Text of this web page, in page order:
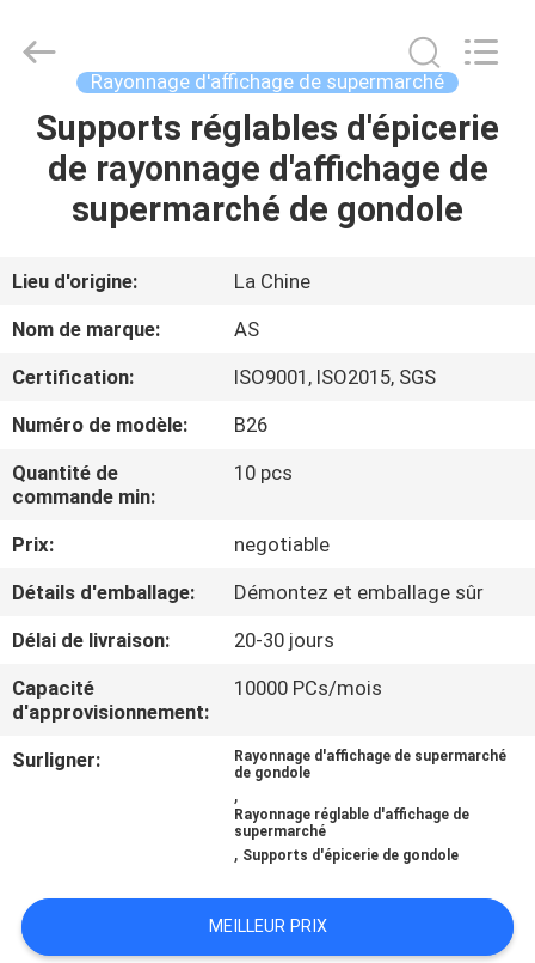
MAISON
PRODUITS
VIDÉOS
SUJET
DE
NOUS
VISITE
D'USINE
CONTRÔLE
DE
QUALITÉ
DEMANDEZ
Display
Shelves
Reserved.
Rayonnage d'affichage de supermarché
Supports réglables d'épicerie
de rayonnage d'affichage de
supermarché de gondole
Lieu d'origine:
La Chine
Nom de marque:
AS
Certification:
ISO9001, ISO2015, SGS
Numéro de modèle:
B26
Quantité de
commande min:
10 pcs
Prix:
negotiable
Détails d'emballage:
Démontez et emballage sûr
Délai de livraison:
20-30 jours
Capacité
d'approvisionnement:
10000 PCs/mois
Surligner:
Rayonnage d'affichage de supermarché
de gondole
,
Rayonnage réglable d'affichage de
supermarché
, Supports d'épicerie de gondole
MEILLEUR PRIX